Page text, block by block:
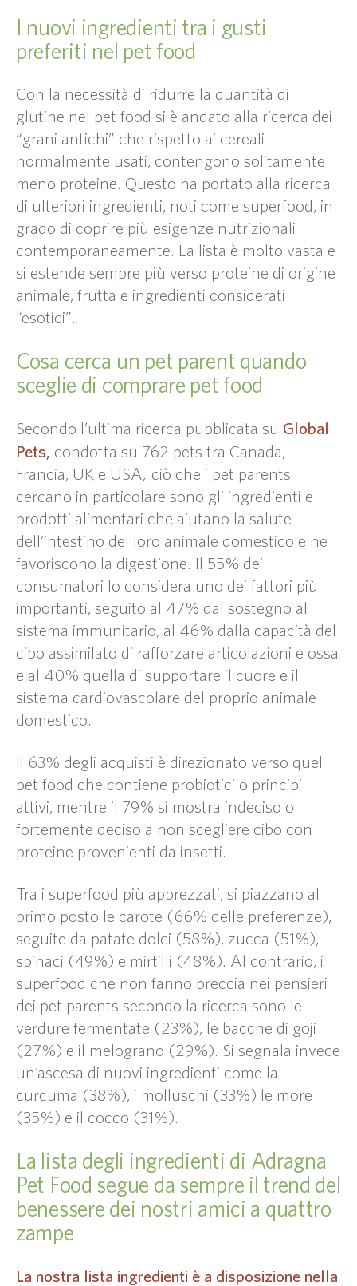
I nuovi ingredienti tra i gusti
preferiti nel pet food
Con la necessità di ridurre la quantità di
glutine nel pet food si è andato alla ricerca dei
“grani antichi” che rispetto ai cereali
normalmente usati, contengono solitamente
meno proteine. Questo ha portato alla ricerca
di ulteriori ingredienti, noti come superfood, in
grado di coprire più esigenze nutrizionali
contemporaneamente. La lista è molto vasta e
si estende sempre più verso proteine di origine
animale, frutta e ingredienti considerati
“esotici”.
Cosa cerca un pet parent quando
sceglie di comprare pet food
Secondo l’ultima ricerca pubblicata su Global
Pets, condotta su 762 pets tra Canada,
Francia, UK e USA, ciò che i pet parents
cercano in particolare sono gli ingredienti e
prodotti alimentari che aiutano la salute
dell’intestino del loro animale domestico e ne
favoriscono la digestione. Il 55% dei
consumatori lo considera uno dei fattori più
importanti, seguito al 47% dal sostegno al
sistema immunitario, al 46% dalla capacità del
cibo assimilato di rafforzare articolazioni e ossa
e al 40% quella di supportare il cuore e il
sistema cardiovascolare del proprio animale
domestico.
Il 63% degli acquisti è direzionato verso quel
pet food che contiene probiotici o principi
attivi, mentre il 79% si mostra indeciso o
fortemente deciso a non scegliere cibo con
proteine provenienti da insetti.
Tra i superfood più apprezzati, si piazzano al
primo posto le carote (66% delle preferenze),
seguite da patate dolci (58%), zucca (51%),
spinaci (49%) e mirtilli (48%). Al contrario, i
superfood che non fanno breccia nei pensieri
dei pet parents secondo la ricerca sono le
verdure fermentate (23%), le bacche di goji
(27%) e il melograno (29%). Si segnala invece
un’ascesa di nuovi ingredienti come la
curcuma (38%), i molluschi (33%) le more
(35%) e il cocco (31%).
La lista degli ingredienti di Adragna
Pet Food segue da sempre il trend del
benessere dei nostri amici a quattro
zampe
La nostra lista ingredienti è a disposizione nella